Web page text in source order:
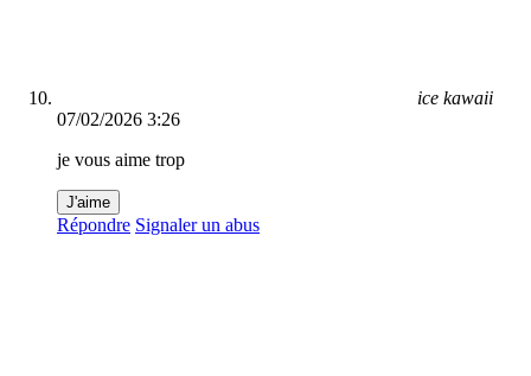
ice kawaii
07/02/2026 3:26
je vous aime trop
J'aime
Répondre Signaler un abus